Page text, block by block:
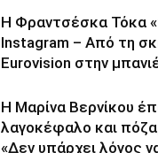
Η Φραντσέσκα Τόκα
Instagram – Από τη
Eurovision στην
Η Μαρίνα Βερνίκου
λαγοκέφαλο και
«Δεν υπάρχει λόγος